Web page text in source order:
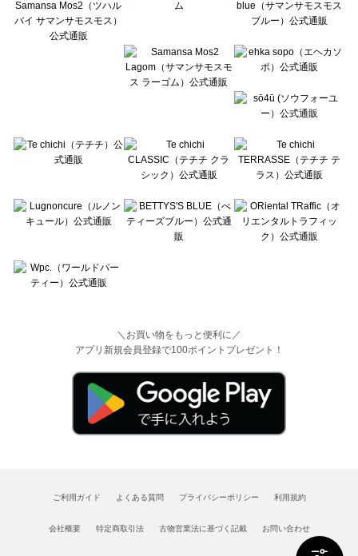
BETTY'S BLUE（べティーズブルー）のワンピース一覧
Wpc.（ワールドパーティー）のワンピース一覧
＼お買い物をもっと便利に／
アプリ新規会員登録で100ポイントプレゼント！
ご利用ガイド よくある質問 プライバシーポリシー 利用規約
会社概要 特定商取引法 古物営業法に基づく記載 お問い合わせ